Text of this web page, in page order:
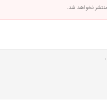
منتشر نخواهد شد.